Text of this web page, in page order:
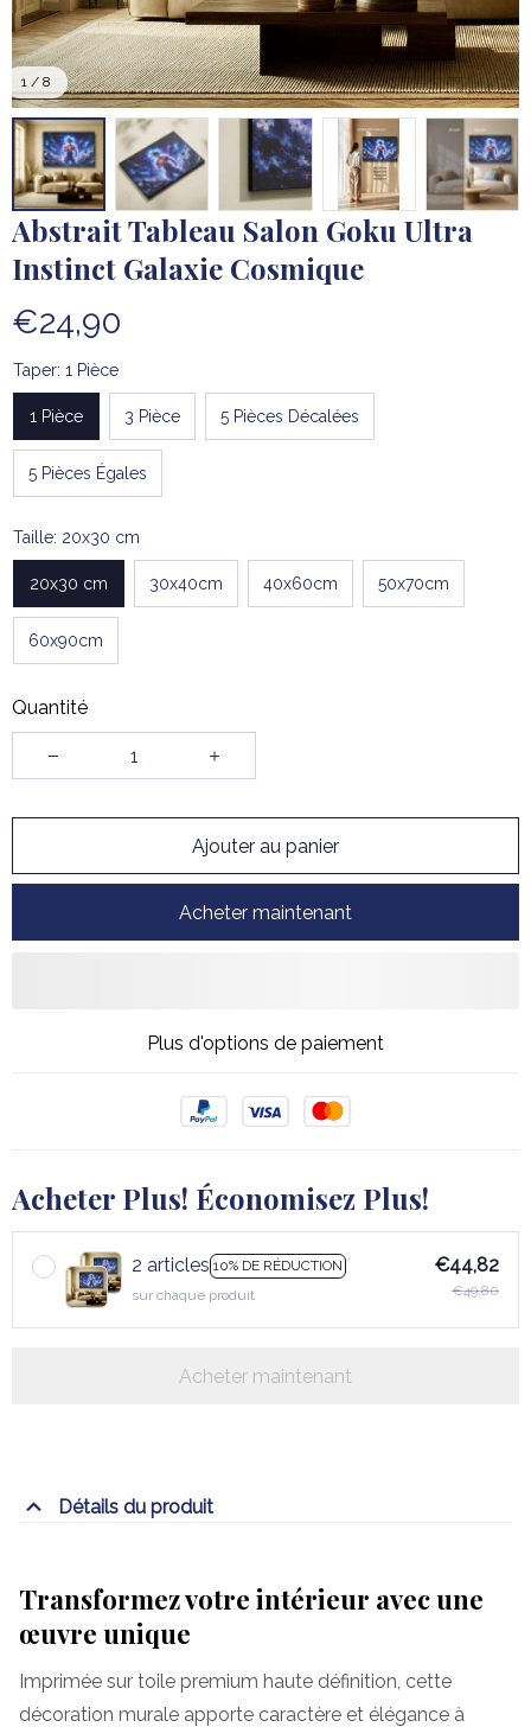
1 / 8
Abstrait Tableau Salon Goku Ultra
Instinct Galaxie Cosmique
€24,90
Taper: 1 Pièce
1 Pièce 3 Pièce 5 Pièces Décalées
5 Pièces Égales
Taille: 20x30 cm
20x30 cm 30x40cm 40x60cm 50x70cm
60x90cm
Quantité
Ajouter au panier
Acheter maintenant
Plus d'options de paiement
Acheter Plus! Économisez Plus!
2 articles 10% DE RÉDUCTION
sur chaque produit
€44,82
€49,80
Acheter maintenant
Détails du produit
Transformez votre intérieur avec une
œuvre unique
Imprimée sur toile premium haute définition, cette
décoration murale apporte caractère et élégance à